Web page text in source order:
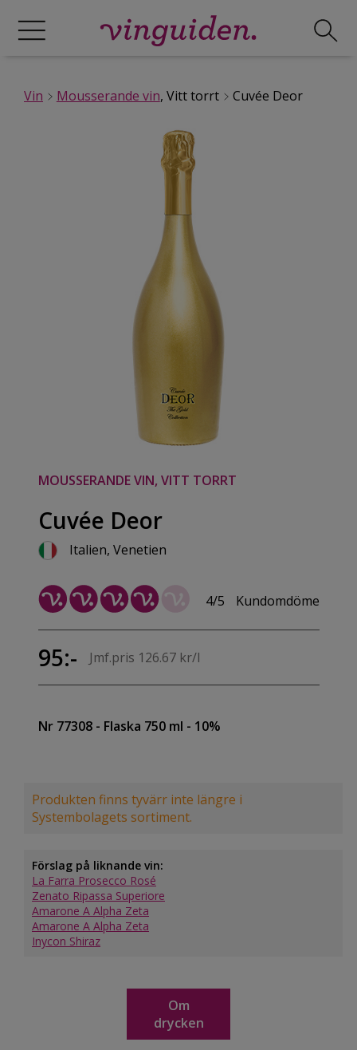
Vin Mousserande vin, Vitt torrt Cuvée Deor
MOUSSERANDE VIN, VITT TORRT
Cuvée Deor
Italien, Venetien
4/5 Kundomdöme
95:- Jmf.pris 126.67 kr/l
Nr 77308 - Flaska 750 ml - 10%
Produkten finns tyvärr inte längre i
Systembolagets sortiment.
Förslag på liknande vin:
La Farra Prosecco Rosé
Zenato Ripassa Superiore
Amarone A Alpha Zeta
Amarone A Alpha Zeta
Inycon Shiraz
Om
drycken